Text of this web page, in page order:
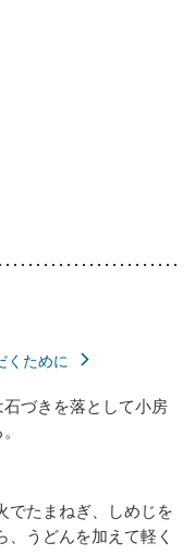
くために
づきを落として小房
でたまねぎ、しめじを
うどんを加えて軽く